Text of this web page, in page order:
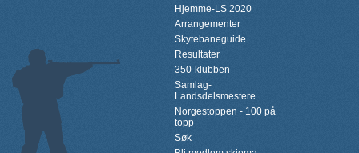
Hjemme-LS 2020
Arrangementer
Skytebaneguide
Resultater
350-klubben
Samlag-
Landsdelsmestere
Norgestoppen - 100 på
topp -
Søk